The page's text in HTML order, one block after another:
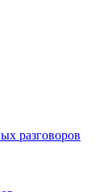
разговоров